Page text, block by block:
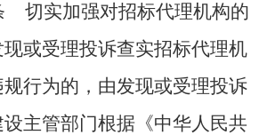
切实加强对招标代理机构的
或受理投诉查实招标代理机
行为的，由发现或受理投诉
主管部门根据《中华人民共